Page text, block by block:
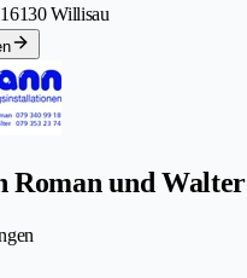
6130 Willisau
Roman und Walter